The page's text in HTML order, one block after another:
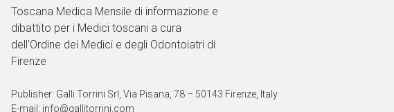
Toscana Medica Mensile di informazione e
dibattito per i Medici toscani a cura
dell’Ordine dei Medici e degli Odontoiatri di
Firenze
Publisher: Galli Torrini Srl, Via Pisana, 78 – 50143 Firenze, Italy
E-mail: info@gallitorrini.com